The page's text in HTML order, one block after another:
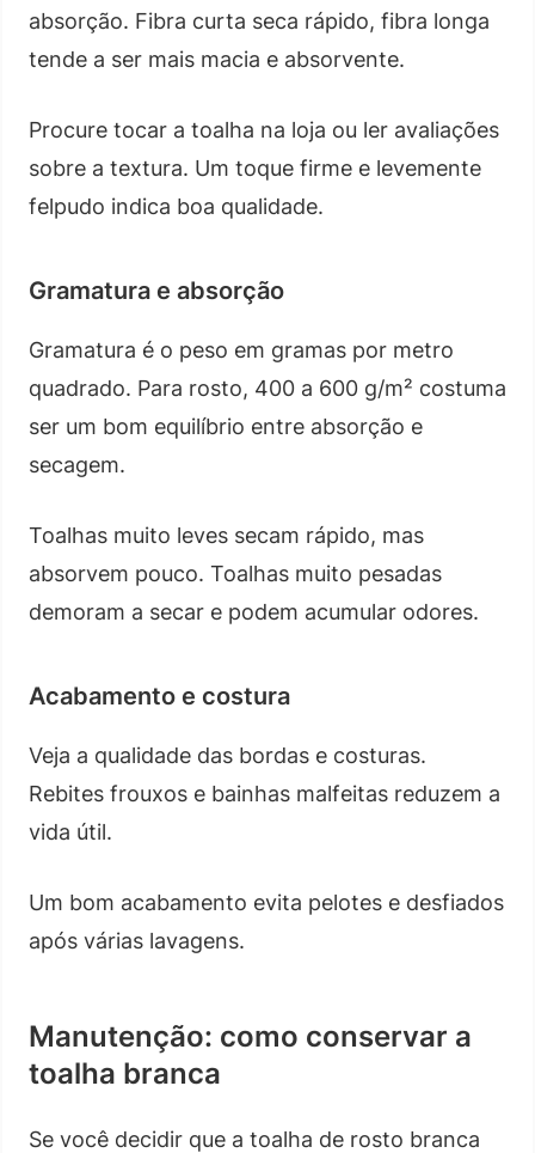
absorção. Fibra curta seca rápido, fibra longa
tende a ser mais macia e absorvente.
Procure tocar a toalha na loja ou ler avaliações
sobre a textura. Um toque firme e levemente
felpudo indica boa qualidade.
Gramatura e absorção
Gramatura é o peso em gramas por metro
quadrado. Para rosto, 400 a 600 g/m² costuma
ser um bom equilíbrio entre absorção e
secagem.
Toalhas muito leves secam rápido, mas
absorvem pouco. Toalhas muito pesadas
demoram a secar e podem acumular odores.
Acabamento e costura
Veja a qualidade das bordas e costuras.
Rebites frouxos e bainhas malfeitas reduzem a
vida útil.
Um bom acabamento evita pelotes e desfiados
após várias lavagens.
Manutenção: como conservar a
toalha branca
Se você decidir que a toalha de rosto branca